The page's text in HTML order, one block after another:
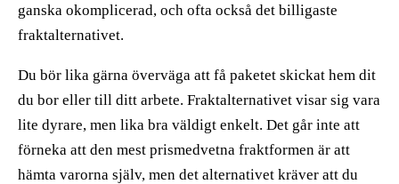
ganska okomplicerad, och ofta också det billigaste
fraktalternativet.
Du bör lika gärna överväga att få paketet skickat hem dit
du bor eller till ditt arbete. Fraktalternativet visar sig vara
lite dyrare, men lika bra väldigt enkelt. Det går inte att
förneka att den mest prismedvetna fraktformen är att
hämta varorna själv, men det alternativet kräver att du